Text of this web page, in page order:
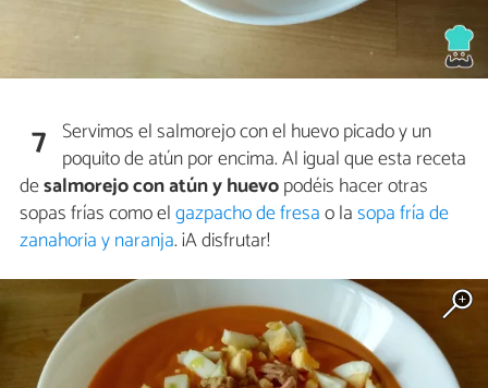
7 Servimos el salmorejo con el huevo picado y un
poquito de atún por encima. Al igual que esta receta
desalmorejo con atún y huevopodéis hacer otras
sopas frías como elgazpacho de fresao lasopa fría de
zanahoria y naranja. ¡A disfrutar!